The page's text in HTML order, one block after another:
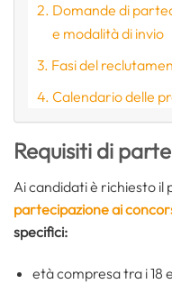
Domande di
e modalità di invio
Fasi del
Calendario delle
Requisiti di
Ai candidati è richiesto il
partecipazione ai
specifici:
età compresa tra i 18